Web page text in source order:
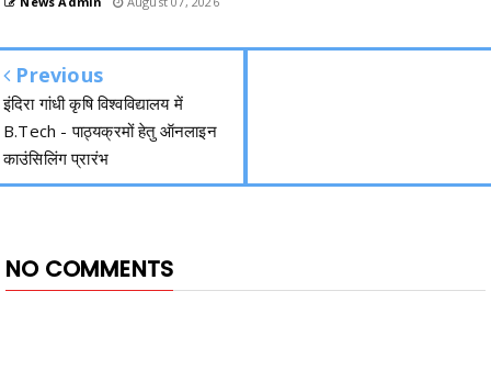
Previous
इंदिरा गांधी कृषि विश्वविद्यालय में
B.Tech - पाठ्यक्रमों हेतु ऑनलाइन
काउंसिलिंग प्रारंभ
NO COMMENTS